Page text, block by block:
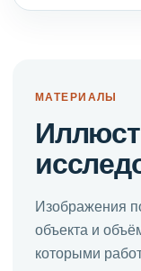
МАТЕРИАЛЫ
Изображения
объекта и
которыми